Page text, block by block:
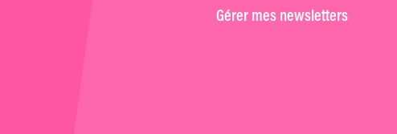
Gérer mes newsletters